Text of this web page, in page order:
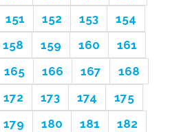
151 152 153
154
158 159 160
161
165 166 167
168
172 173 174
175
179 180 181
182